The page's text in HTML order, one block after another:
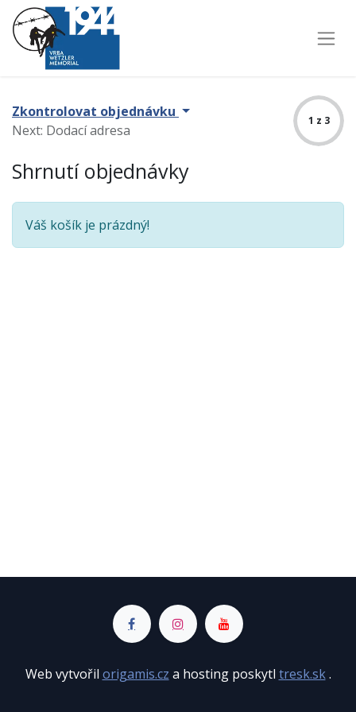
Zkontrolovat objednávku
Next: Dodací adresa
1 z 3
Shrnutí objednávky
Váš košík je prázdný!
Web vytvořil origamis.cz a hosting poskytl tresk.sk.